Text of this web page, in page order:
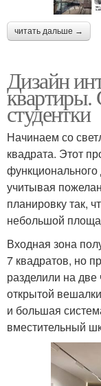
читать дальше →
Дизайн
квартиры.
студентки
Начинаем со
квадрата. Этот
учитывая
планировку так,
небольшой
Входная зона
7 квадратов, но
разделили на две
открытой
и большая
вместительный